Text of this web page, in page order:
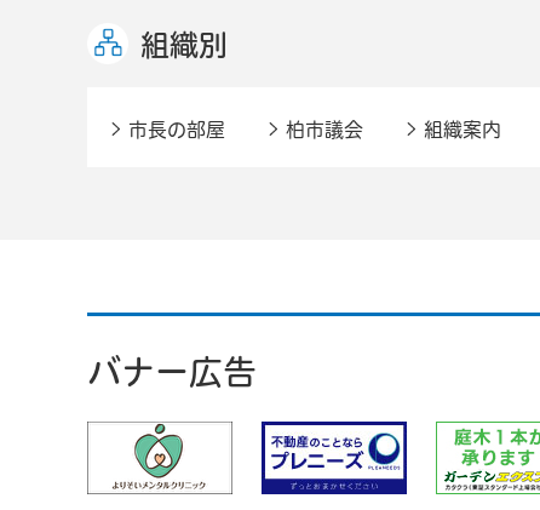
組織別
市長の部屋 柏市議会 組織案内
バナー広告